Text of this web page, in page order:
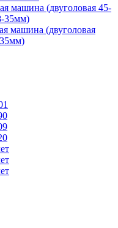
машина (двуголовая 45-
35мм)
машина (двуголовая